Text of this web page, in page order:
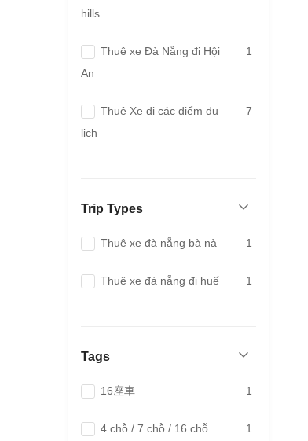
hills
Thuê xe Đà Nẵng đi Hội
An
1
Thuê Xe đi các điểm du
lịch
7
Trip Types
Thuê xe đà nẵng bà nà 1
Thuê xe đà nẵng đi huế 1
Tags
16座車 1
4 chỗ / 7 chỗ / 16 chỗ 1